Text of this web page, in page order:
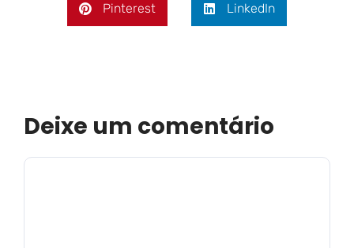
Pinterest LinkedIn
Deixe um comentário